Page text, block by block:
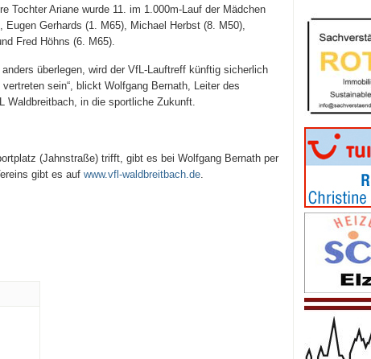
Tochter Ariane wurde 11. im 1.000m-Lauf der Mädchen
Eugen Gerhards (1. M65), Michael Herbst (8. M50),
Fred Höhns (6. M65).
überlegen, wird der VfL-Lauftreff künftig sicherlich
sein“, blickt Wolfgang Bernath, Leiter des
Waldbreitbach, in die sportliche Zukunft.
(Jahnstraße) trifft, gibt es bei Wolfgang Bernath per
gibt es auf www.vfl-waldbreitbach.de.